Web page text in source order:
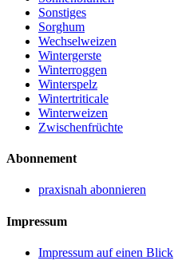
Sonstiges
Sorghum
Wechselweizen
Wintergerste
Winterroggen
Winterspelz
Wintertriticale
Winterweizen
Zwischenfrüchte
Abonnement
praxisnah abonnieren
Impressum
Impressum auf einen Blick